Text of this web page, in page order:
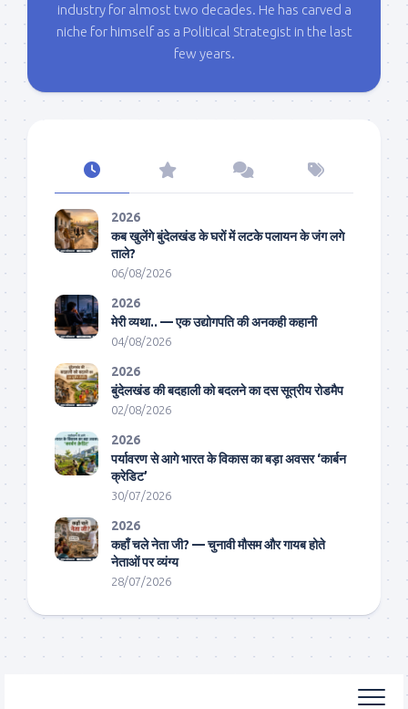
industry for almost two decades. He has carved a
niche for himself as a Political Strategist in the last
few years.
2026
कब खुलेंगे बुंदेलखंड के घरों में लटके पलायन के जंग लगे
ताले?
06/08/2026
2026
मेरी व्यथा.. — एक उद्योगपति की अनकही कहानी
04/08/2026
2026
बुंदेलखंड की बदहाली को बदलने का दस सूत्रीय रोडमैप
02/08/2026
2026
पर्यावरण से आगे भारत के विकास का बड़ा अवसर ‘कार्बन
क्रेडिट’
30/07/2026
2026
कहाँ चले नेता जी? — चुनावी मौसम और गायब होते
नेताओं पर व्यंग्य
28/07/2026